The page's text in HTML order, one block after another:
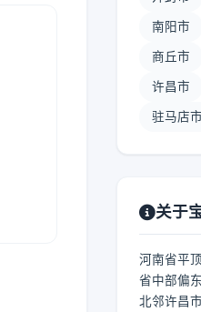
南阳市
商丘市
许昌市
驻马店市
关于
河南省平
省中部偏
北邻许昌